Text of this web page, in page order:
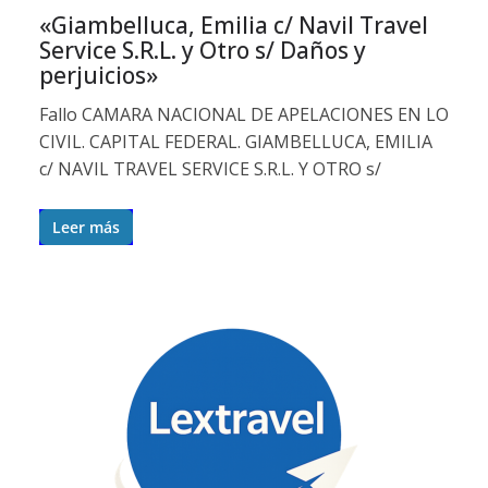
«Giambelluca, Emilia c/ Navil Travel
Service S.R.L. y Otro s/ Daños y
perjuicios»
Fallo CAMARA NACIONAL DE APELACIONES EN LO
CIVIL. CAPITAL FEDERAL. GIAMBELLUCA, EMILIA
c/ NAVIL TRAVEL SERVICE S.R.L. Y OTRO s/
Leer más